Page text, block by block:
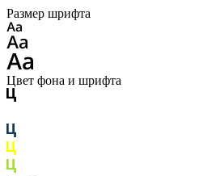
Размер шрифта
Цвет фона и шрифта